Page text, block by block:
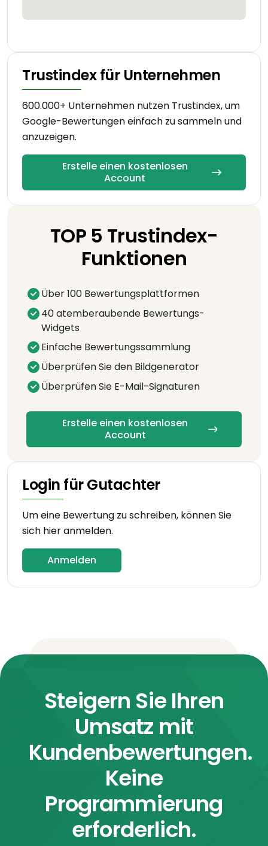
Trustindex für Unternehmen
600.000+ Unternehmen nutzen Trustindex, um
Google-Bewertungen einfach zu sammeln und
anzuzeigen.
Erstelle einen kostenlosen
Account
TOP 5 Trustindex-
Funktionen
Über 100 Bewertungsplattformen
40 atemberaubende Bewertungs-
Widgets
Einfache Bewertungssammlung
Überprüfen Sie den Bildgenerator
Überprüfen Sie E-Mail-Signaturen
Erstelle einen kostenlosen
Account
Login für Gutachter
Um eine Bewertung zu schreiben, können Sie
sich hier anmelden.
Anmelden
Steigern Sie Ihren
Umsatz mit
Kundenbewertungen.
Keine
Programmierung
erforderlich.